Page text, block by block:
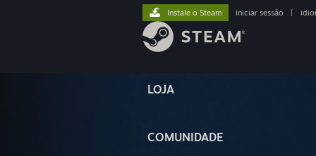
LOJA
COMUNIDADE
Instale o Steam iniciar sessão